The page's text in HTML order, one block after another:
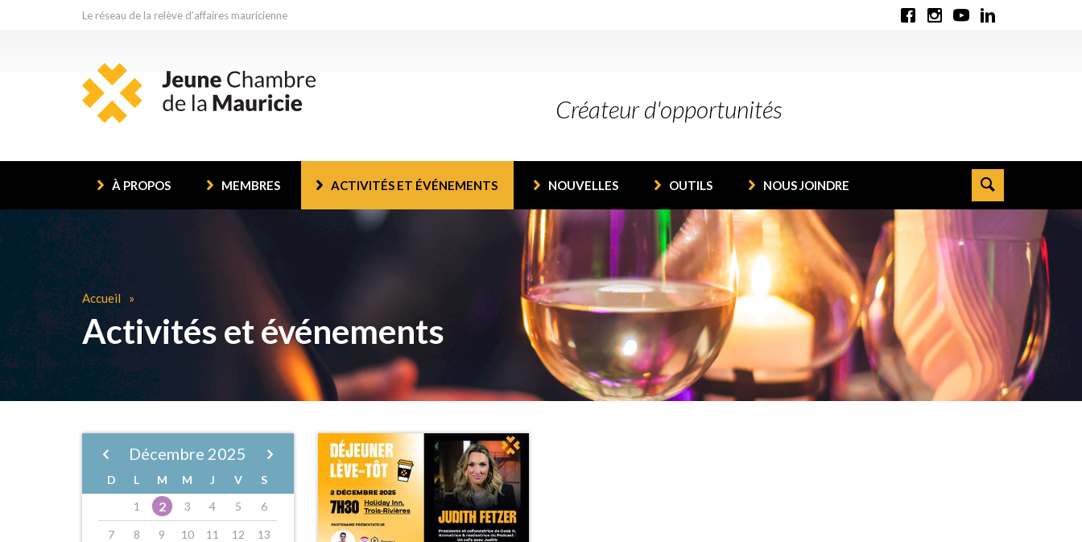
Le réseau de la relève d’affaires mauricienne
Créateur d'opportunités
À PROPOS MEMBRES ACTIVITÉS ET ÉVÉNEMENTS NOUVELLES OUTILS NOUS JOINDRE
Accueil
Activités et événements
Décembre 2025
D L M M J V
S
1
2 3 4 5 6
7 8 9 10 11 12
13